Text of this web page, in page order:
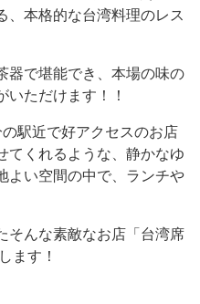
、本格的な台湾料理のレス
器で堪能でき、本場の味の
いただけます！！
駅近で好アクセスのお店
てくれるような、静かなゆ
よい空間の中で、ランチや
そんな素敵なお店「台湾席
ます！